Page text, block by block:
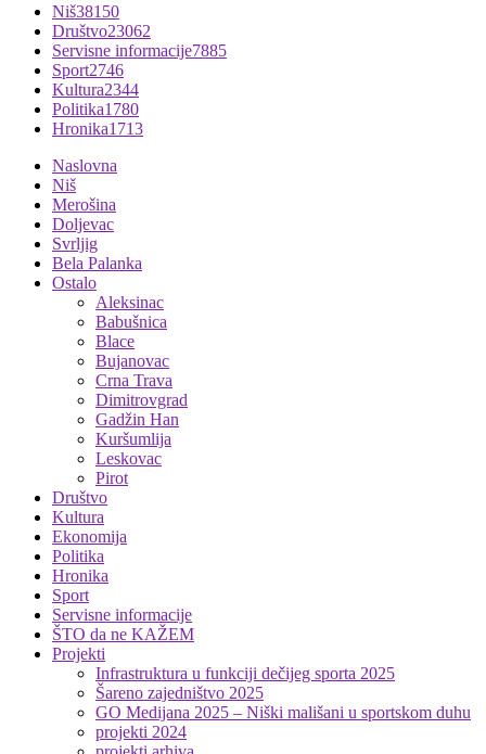
Niš38150
Društvo23062
Servisne informacije7885
Sport2746
Kultura2344
Politika1780
Hronika1713
Naslovna
Niš
Merošina
Doljevac
Svrljig
Bela Palanka
Ostalo
Aleksinac
Babušnica
Blace
Bujanovac
Crna Trava
Dimitrovgrad
Gadžin Han
Kuršumlija
Leskovac
Pirot
Društvo
Kultura
Ekonomija
Politika
Hronika
Sport
Servisne informacije
ŠTO da ne KAŽEM
Projekti
Infrastruktura u funkciji dečijeg sporta 2025
Šareno zajedništvo 2025
GO Medijana 2025 – Niški mališani u sportskom duhu
projekti 2024